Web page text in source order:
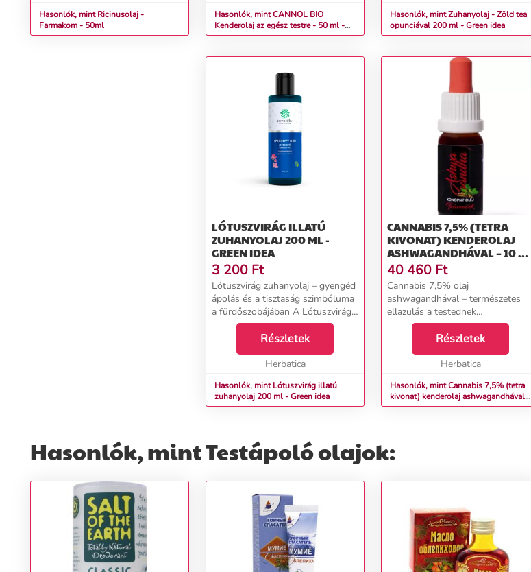
Hasonlók, mint Ricinusolaj -
Farmakom - 50ml
Hasonlók, mint CANNOL BIO
Kenderolaj az egész testre - 50 ml -
Annabis
Hasonlók, mint Zuhanyolaj - Zöld tea
opunciával 200 ml - Green idea
LÓTUSZVIRÁG ILLATÚ
ZUHANYOLAJ 200 ML -
GREEN IDEA
3 200 Ft
Lótuszvirág zuhanyolaj – gyengéd
ápolás és a tisztaság szimbóluma
a fürdőszobájában A Lótuszvirág
zuhanyolaj a kíméletes tisztítás, a
luxus bőrápolás és az
aromaterápiás élmény harmonikus
Részletek
Herbatica
Hasonlók, mint Lótuszvirág illatú
zuhanyolaj 200 ml - Green idea
CANNABIS 7,5% (TETRA
KIVONAT) KENDEROLAJ
ASHWAGANDHÁVAL – 10 ML
– TRÁVNIČEK
40 460 Ft
Cannabis 7,5% olaj
ashwagandhával – természetes
ellazulás a testednek
Izomfeszültség egy megterhelő
nap után, ízületi fájdalom, a
testben felhalmozódott stressz,
valamint regenerációra szoruló
Részletek
Herbatica
Hasonlók, mint Cannabis 7,5% (tetra
kivonat) kenderolaj ashwagandhával –
10 ml – Trávniček
Hasonlók, mint Testápoló olajok: